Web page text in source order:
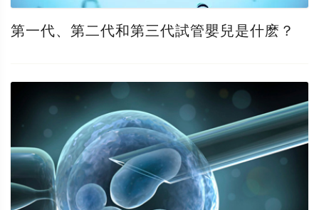
第一代、第二代和第三代試管嬰兒是什麽？